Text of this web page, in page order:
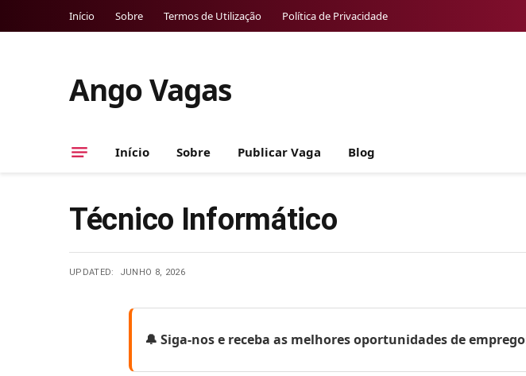
Início Sobre Termos de Utilização Política de Privacidade
Ango Vagas
Início Sobre Publicar Vaga Blog
Técnico Informático
UPDATED: JUNHO 8, 2026
🔔 Siga-nos e receba as melhores oportunidades de